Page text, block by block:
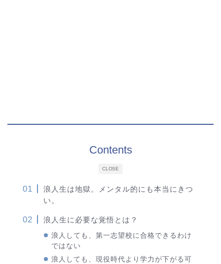
CLOSE
Contents
浪人生は地獄。メンタル的にも本当にきつ
い。
浪人生に必要な覚悟とは？
浪人しても、第一志望校に合格できるわけ
ではない
浪人しても、現役時代より学力が下がる可